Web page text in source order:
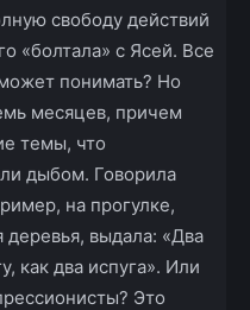
свободу действий
«болтала» с Ясей. Все
понимать? Но
месяцев, причем
темы, что
дыбом. Говорила
на прогулке,
деревья, выдала: «Два
как два испуга». Или
Это